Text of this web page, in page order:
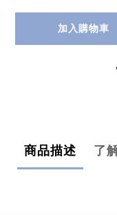
加入購物車
商品描述 了